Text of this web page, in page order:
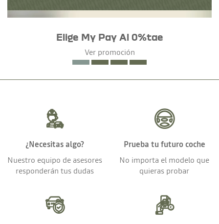
Elige My Pay Al 0%tae
Ver promoción
¿Necesitas algo?
Nuestro equipo de asesores
responderán tus dudas
Prueba tu futuro coche
No importa el modelo que
quieras probar